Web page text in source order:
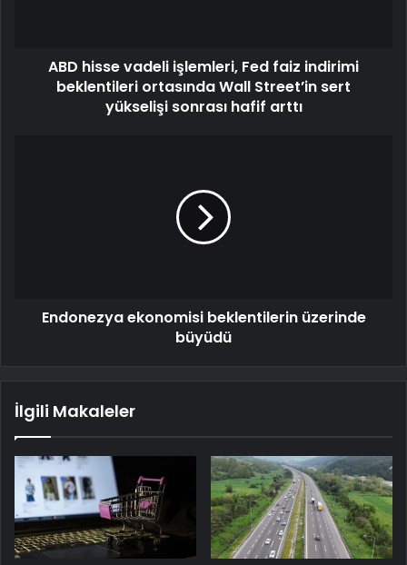
ABD hisse vadeli işlemleri, Fed faiz indirimi
beklentileri ortasında Wall Street’in sert
yükselişi sonrası hafif arttı
Endonezya ekonomisi beklentilerin üzerinde
büyüdü
İlgili Makaleler